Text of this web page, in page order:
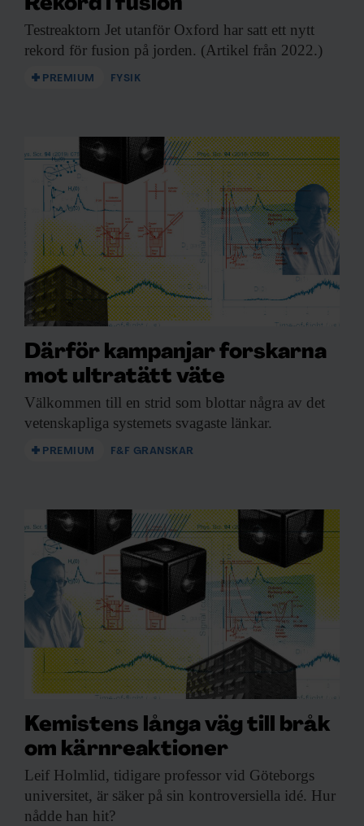
Rekord i fusion
Testreaktorn Jet utanför Oxford har satt ett nytt
rekord för fusion på jorden. (Artikel från 2022.)
PREMIUM FYSIK
Därför kampanjar forskarna
mot ultratätt väte
Välkommen till en strid som blottar några av det
vetenskapliga systemets svagaste länkar.
PREMIUM F&F GRANSKAR
Kemistens långa väg till bråk
om kärnreaktioner
Leif Holmlid, tidigare professor vid Göteborgs
universitet, är säker på sin kontroversiella idé. Hur
nådde han hit?